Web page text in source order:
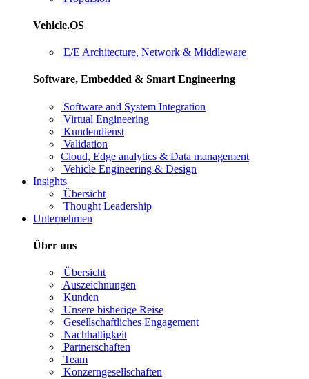
Vehicle.OS
E/E Architecture, Network & Middleware
Software, Embedded & Smart Engineering
Software and System Integration
Virtual Engineering
Kundendienst
Validation
Cloud, Edge analytics & Data management
Vehicle Engineering & Design
Insights
Übersicht
Thought Leadership
Unternehmen
Über uns
Übersicht
Auszeichnungen
Kunden
Unsere bisherige Reise
Gesellschaftliches Engagement
Nachhaltigkeit
Partnerschaften
Team
Konzerngesellschaften